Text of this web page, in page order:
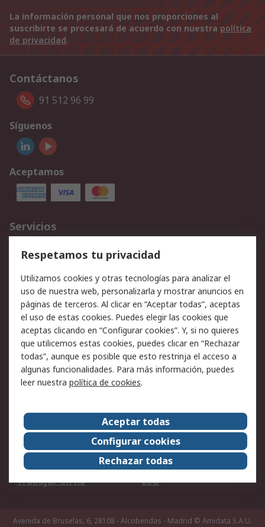
La información personal que nos proporciones al
suscribirte se procesará de acuerdo con nuestra política
de privacidad.
Contáctanos
91 512 96 99
Síguenos
Aceptamos
Servicios
Cómo realizar pedidos
Devoluciones
Facturación y pago
Ofertas
Soporte técnico
Legal
Aviso legal
Política de privacidad -
Actualizada
Política sobre cookies
Seguridad de emails
Certificaciones de
Condiciones de venta
Acerca de RS
Acerca de RS
RS Group
RS en el mundo
Sala de prensa
Trabajar en RS
ESG
Avenida de Bruselas, 6, 28108 - Alcobendas - Madrid © Amidata S.A.U.
Respetamos tu privacidad
Utilizamos cookies y otras tecnologías para analizar el
uso de nuestra web, personalizarla y mostrar anuncios en
páginas de terceros. Al clicar en “Aceptar todas”, aceptas
el uso de estas cookies. Puedes elegir las cookies que
aceptas clicando en “Configurar cookies”. Y, si no quieres
que utilicemos estas cookies, puedes clicar en “Rechazar
todas”, aunque es posible que esto restrinja el acceso a
algunas funcionalidades. Para más información, puedes
leer nuestra política de cookies.
Aceptar todas
Configurar cookies
Rechazar todas